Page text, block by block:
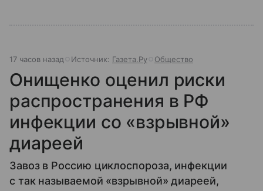
17 часов назад Источник: Газета.Ру Общество
Онищенко оценил риски
распространения в РФ
инфекции со «взрывной»
диареей
Завоз в Россию циклоспороза, инфекции
с так называемой «взрывной» диареей,